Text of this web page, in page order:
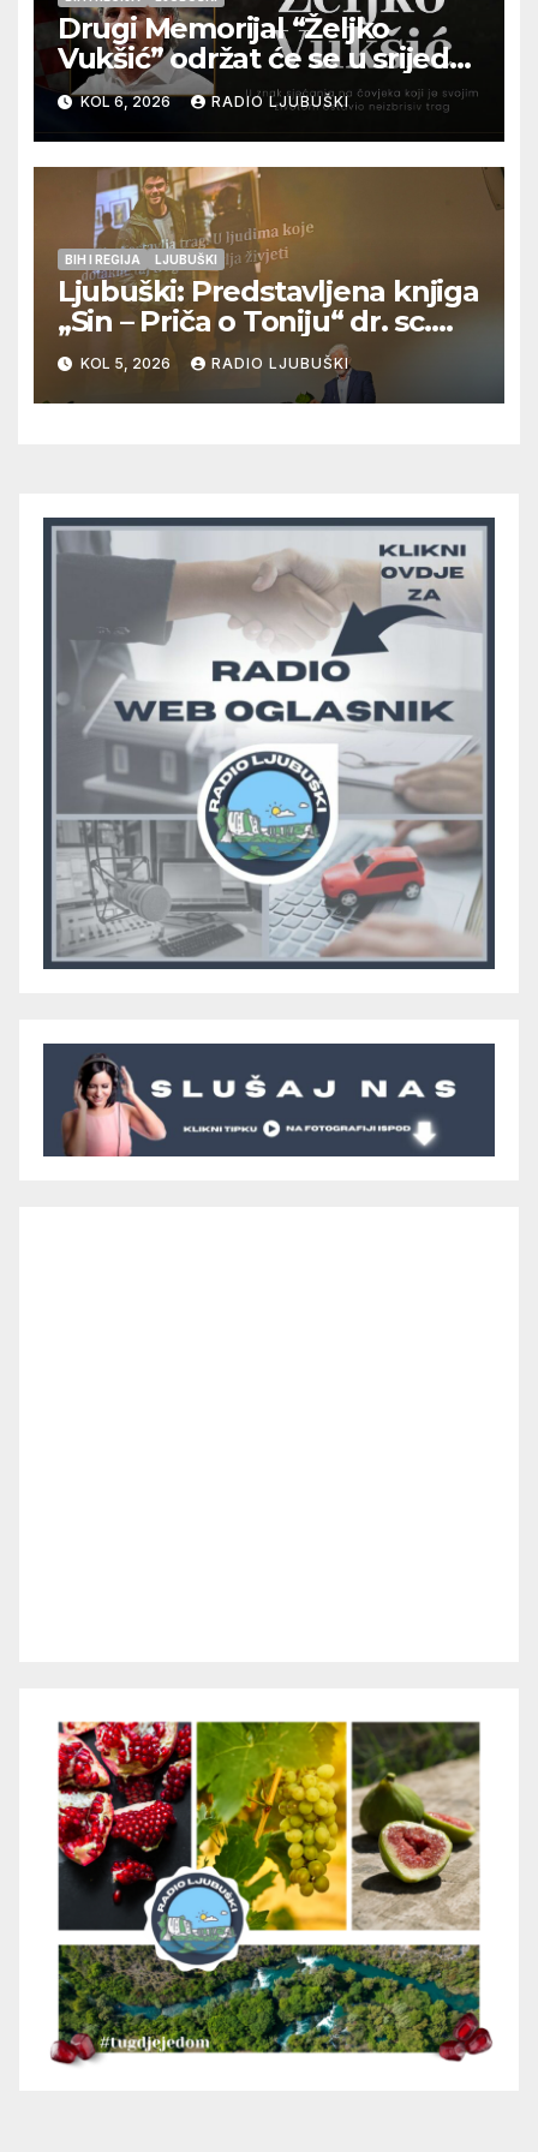
Drugi Memorijal “Željko
Vukšić” održat će se u srijedu
12. kolovoza u Otoku
KOL 6, 2026 RADIO LJUBUŠKI
BIH I REGIJA LJUBUŠKI
Ljubuški: Predstavljena knjiga
„Sin – Priča o Toniju“ dr. sc.
Zdenka Hercega
KOL 5, 2026 RADIO LJUBUŠKI